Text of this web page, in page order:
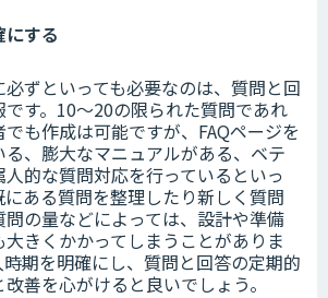
にする
ずといっても必要なのは、質問と回
す。10～20の限られた質問であれ
も作成は可能ですが、FAQページを
、膨大なマニュアルがある、ベテ
的な質問対応を行っているといっ
ある質問を整理したり新しく質問
の量などによっては、設計や準備
きくかかってしまうことがありま
期を明確にし、質問と回答の定期的
善を心がけると良いでしょう。